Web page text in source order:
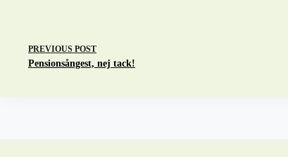
PREVIOUS POST
Pensionsångest, nej tack!